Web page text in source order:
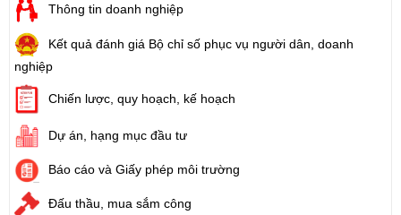
Thông tin doanh nghiệp
Kết quả đánh giá Bộ chỉ số phục vụ người dân, doanh
nghiệp
Chiến lược, quy hoạch, kế hoạch
Dự án, hạng mục đầu tư
Báo cáo và Giấy phép môi trường
Đấu thầu, mua sắm công